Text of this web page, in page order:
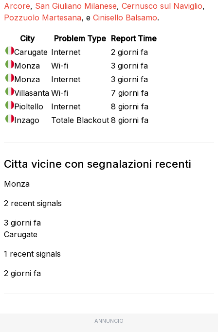
Arcore, San Giuliano Milanese, Cernusco sul Naviglio,
Pozzuolo Martesana, e Cinisello Balsamo.
City Problem Type Report Time
Carugate Internet
2 giorni fa
Monza
Wi-fi
3 giorni fa
Monza
Internet
3 giorni fa
Villasanta Wi-fi
7 giorni fa
Pioltello
Internet
8 giorni fa
Inzago
Totale Blackout 8 giorni fa
Citta vicine con segnalazioni recenti
Monza
2 recent signals
3 giorni fa
Carugate
1 recent signals
2 giorni fa
ANNUNCIO